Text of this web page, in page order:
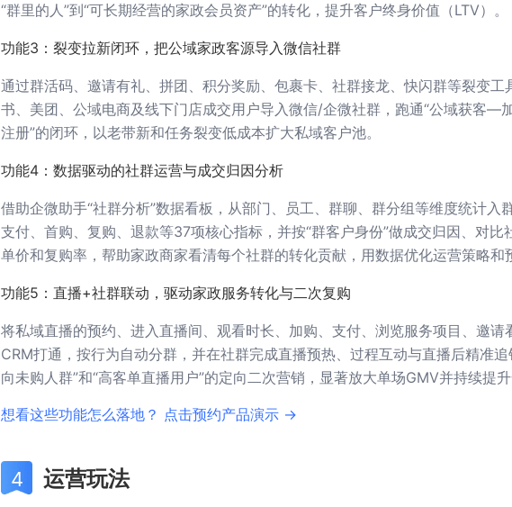
“群里的人”到“可长期经营的家政会员资产”的转化，提升客户终身价值（LTV）。
功能3：裂变拉新闭环，把公域家政客源导入微信社群
通过群活码、邀请有礼、拼团、积分奖励、包裹卡、社群接龙、快闪群等裂变工
书、美团、公域电商及线下门店成交用户导入微信/企微社群，跑通“公域获客—
注册”的闭环，以老带新和任务裂变低成本扩大私域客户池。
功能4：数据驱动的社群运营与成交归因分析
借助企微助手“社群分析”数据看板，从部门、员工、群聊、群分组等维度统计入
支付、首购、复购、退款等37项核心指标，并按“群客户身份”做成交归因、对比
单价和复购率，帮助家政商家看清每个社群的转化贡献，用数据优化运营策略和
功能5：直播+社群联动，驱动家政服务转化与二次复购
将私域直播的预约、进入直播间、观看时长、加购、支付、浏览服务项目、邀请
CRM打通，按行为自动分群，并在社群完成直播预热、过程互动与直播后精准追
向未购人群”和“高客单直播用户”的定向二次营销，显著放大单场GMV并持续提升
想看这些功能怎么落地？ 点击预约产品演示 →
运营玩法